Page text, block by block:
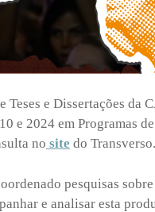
e Dissertações da
e 2024 em Programas
no site do Transverso.
pesquisas
e analisar esta